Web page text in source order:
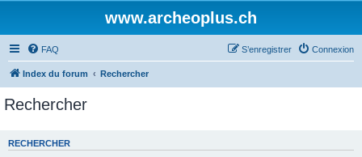
www.archeoplus.ch
FAQ Connexion
S’enregistrer
Index du forum Rechercher
Rechercher
RECHERCHER